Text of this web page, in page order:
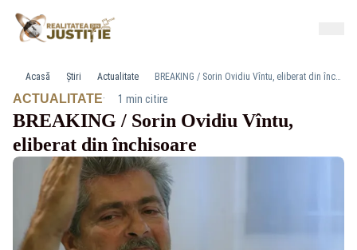
Acasă Știri Actualitate BREAKING / Sorin Ovidiu Vîntu, eliberat din închisoare
ACTUALITATE· 1 min citire
BREAKING / Sorin Ovidiu Vîntu,
eliberat din închisoare